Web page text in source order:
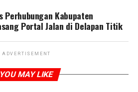
Perhubungan Kabupaten
Portal Jalan di Delapan Titik
ADVERTISEMENT
YOU MAY LIKE